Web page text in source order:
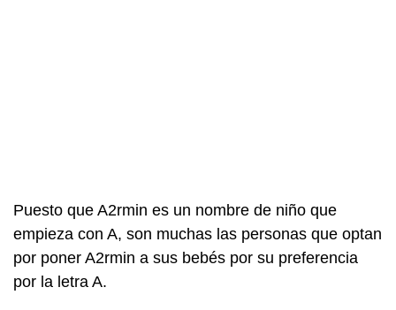
Puesto que A2rmin es un nombre de niño que
empieza con A, son muchas las personas que optan
por poner A2rmin a sus bebés por su preferencia
por la letra A.